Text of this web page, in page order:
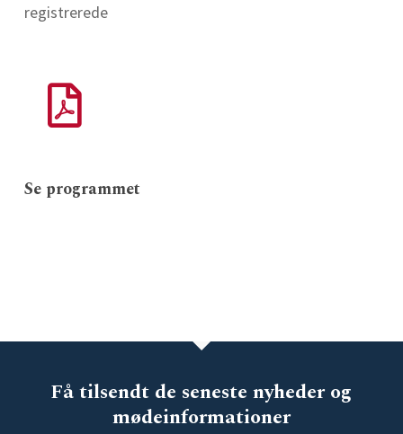
registrerede
Se programmet
Få tilsendt de seneste nyheder og
mødeinformationer